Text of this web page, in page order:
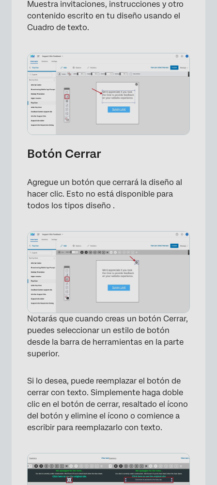
×
Muestra invitaciones, instrucciones y otro
contenido escrito en tu diseño usando el
Cuadro de texto.
Botón Cerrar
Agregue un botón que cerrará la diseño al
hacer clic. Esto no está disponible para
todos los tipos diseño .
Notarás que cuando creas un botón Cerrar,
puedes seleccionar un estilo de botón
desde la barra de herramientas en la parte
superior.
Si lo desea, puede reemplazar el botón de
cerrar con texto. Simplemente haga doble
clic en el botón de cerrar, resaltado el ícono
del botón y elimine el ícono o comience a
escribir para reemplazarlo con texto.